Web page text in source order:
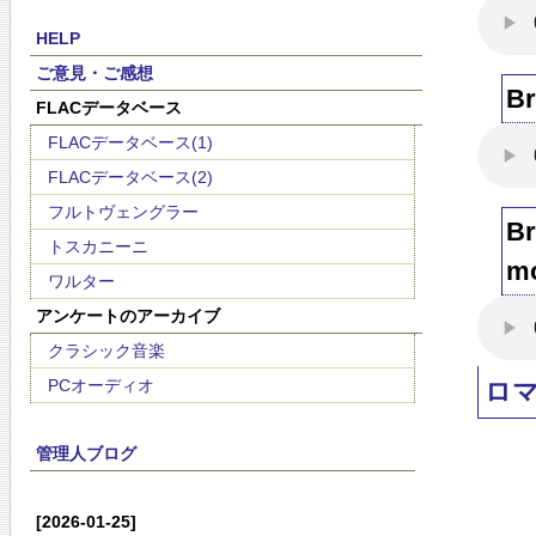
HELP
ご意見・ご感想
FLACデータベース
FLACデータベース(1)
FLACデータベース(2)
フルトヴェングラー
トスカニーニ
ワルター
アンケートのアーカイブ
クラシック音楽
PCオーディオ
管理人ブログ
[2026-01-25]
ロ